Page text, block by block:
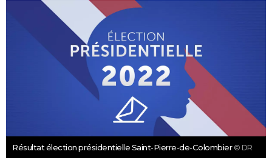
Résultat élection présidentielle Saint-Pierre-de-Colombier © DR